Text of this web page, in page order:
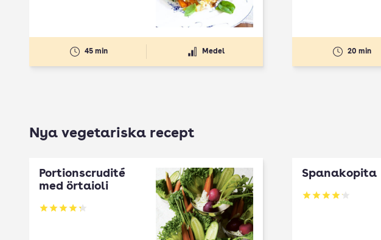
45 min Medel 20 min
Nya vegetariska recept
Portionscrudité
med örtaioli
Betyg: 4.27 av 5
Spanakopita
Betyg: 4.1 av 5